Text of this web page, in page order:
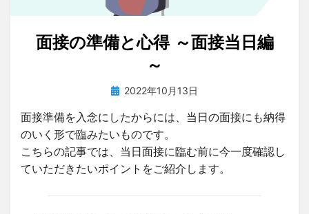
面接の準備と心得 ～面接当日編
～
投稿者tsuchiya
投
日:
2022年10月13日
面接準備を入念にしたからには、当日の面接にも納得
のいく形で臨みたいものです。
こちらの記事では、当日面接に臨む前に今一度確認し
ていただきたいポイントをご紹介します。